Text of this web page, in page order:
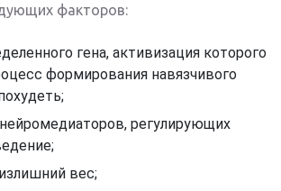
факторов:
гена, активизация которого
формирования навязчивого
регулирующих
вес;